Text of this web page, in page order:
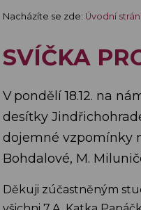
Nacházíte se zde: Úvodní
SVÍČKA
V pondělí 18.12. na
desítky
dojemné vzpomínky
Bohdalové, M.
Děkuji zúčastněným